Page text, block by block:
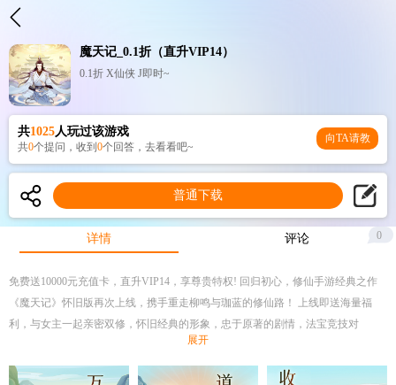
魔天记_0.1折（直升VIP14）
0.1折 X仙侠 J即时~
共1025人玩过该游戏
共0个提问，收到 0个回答，去看看吧~
向TA请教
普通下载
详情 评论 0
免费送10000元充值卡，直升VIP14，享尊贵特权! 回归初心，修仙手游经典之作
《魔天记》怀旧版再次上线，携手重走柳鸣与珈蓝的修仙路！ 上线即送海量福
利，与女主一起亲密双修，怀旧经典的形象，忠于原著的剧情，法宝竞技对
抗……围绕修仙世界多维度创新，你一定不愿意错过的养肝类修仙体验！
展开